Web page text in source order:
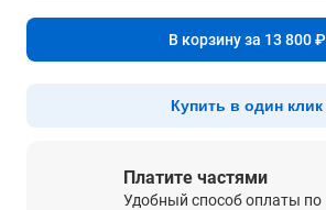
В корзину за 13 800 ₽
Купить в один клик
Платите частями
Удобный способ оплаты по